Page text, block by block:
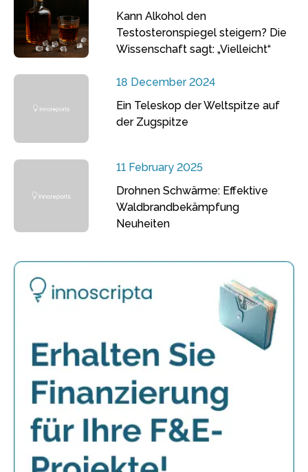
Kann Alkohol den
Testosteronspiegel steigern? Die
Wissenschaft sagt: „Vielleicht“
18 December 2024
Ein Teleskop der Weltspitze auf
der Zugspitze
11 February 2025
Drohnen Schwärme: Effektive
Waldbrandbekämpfung
Neuheiten